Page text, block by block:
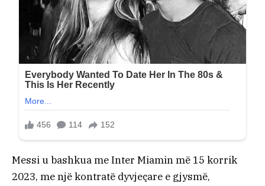
Messi u bashkua me Inter Miamin më 15 korrik
2023, me një kontratë dyvjeçare e gjysmë,